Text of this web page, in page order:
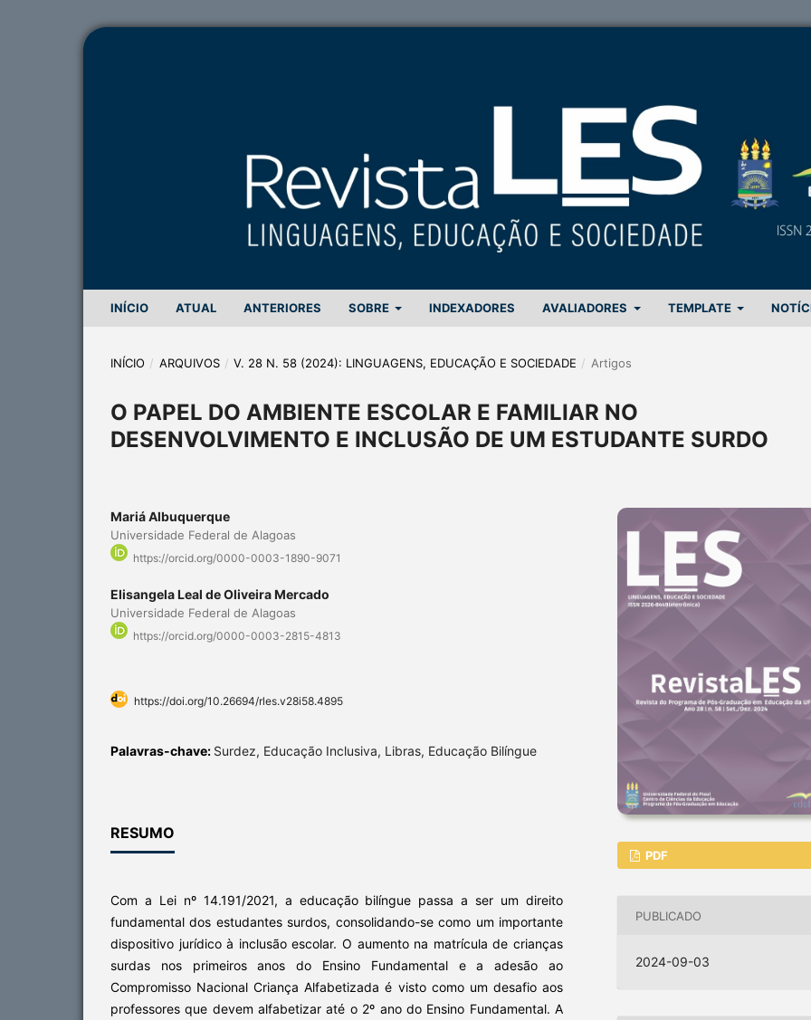
INÍCIO ATUAL ANTERIORES SOBRE INDEXADORES AVALIADORES TEMPLATE
INÍCIO / ARQUIVOS / V. 28 N. 58 (2024): LINGUAGENS, EDUCAÇÃO E SOCIEDADE / Artigos
O PAPEL DO AMBIENTE ESCOLAR E FAMILIAR NO
DESENVOLVIMENTO E INCLUSÃO DE UM ESTUDANTE SURDO
Mariá Albuquerque
Universidade Federal de Alagoas
https://orcid.org/0000-0003-1890-9071
Elisangela Leal de Oliveira Mercado
Universidade Federal de Alagoas
https://orcid.org/0000-0003-2815-4813
https://doi.org/10.26694/rles.v28i58.4895
Palavras-chave: Surdez, Educação Inclusiva, Libras, Educação Bilíngue
RESUMO
Com a Lei nº 14.191/2021, a educação bilíngue passa a ser um direito
fundamental dos estudantes surdos, consolidando-se como um importante
dispositivo jurídico à inclusão escolar. O aumento na matrícula de crianças
surdas nos primeiros anos do Ensino Fundamental e a adesão ao
Compromisso Nacional Criança Alfabetizada é visto como um desafio aos
professores que devem alfabetizar até o 2º ano do Ensino Fundamental. A
PDF
PUBLICADO
2024-09-03